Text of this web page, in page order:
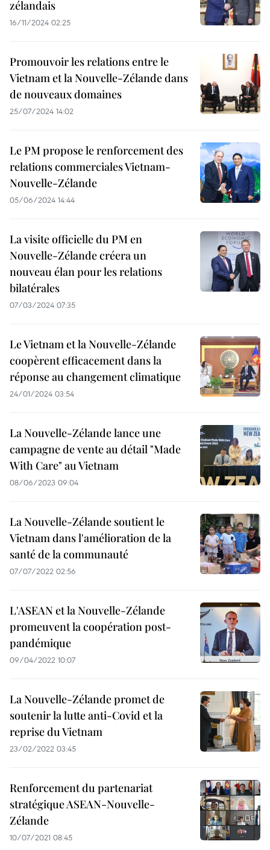
zélandais
16/11/2024 02:25
Promouvoir les relations entre le
Vietnam et la Nouvelle-Zélande dans
de nouveaux domaines
25/07/2024 14:02
Le PM propose le renforcement des
relations commerciales Vietnam-
Nouvelle-Zélande
05/06/2024 14:44
La visite officielle du PM en
Nouvelle-Zélande créera un
nouveau élan pour les relations
bilatérales
07/03/2024 07:35
Le Vietnam et la Nouvelle-Zélande
coopèrent efficacement dans la
réponse au changement climatique
24/01/2024 03:54
La Nouvelle-Zélande lance une
campagne de vente au détail "Made
With Care" au Vietnam
08/06/2023 09:04
La Nouvelle-Zélande soutient le
Vietnam dans l'amélioration de la
santé de la communauté
07/07/2022 02:56
L'ASEAN et la Nouvelle-Zélande
promeuvent la coopération post-
pandémique
09/04/2022 10:07
La Nouvelle-Zélande promet de
soutenir la lutte anti-Covid et la
reprise du Vietnam
23/02/2022 03:45
Renforcement du partenariat
stratégique ASEAN-Nouvelle-
Zélande
10/07/2021 08:45